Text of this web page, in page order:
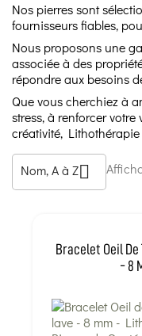
Nos pierres sont
fournisseurs fiables,
Nous proposons une
associée à des
répondre aux besoins
Que vous cherchiez à
stress, à renforcer
créativité,
Nom, A à Z
Bracelet Oeil De
- 8